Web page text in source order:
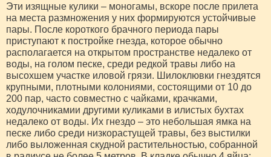
Эти изящные кулики – моногамы, вскоре после прилета
на места размножения у них формируются устойчивые
пары. После короткого брачного периода пары
приступают к постройке гнезда, которое обычно
располагается на открытом пространстве недалеко от
воды, на голом песке, среди редкой травы либо на
высохшем участке иловой грязи. Шилоклювки гнездятся
крупными, плотными колониями, состоящими от 10 до
200 пар, часто совместно с чайками, крачками,
ходулочникамии другими куликами в илистых бухтах
недалеко от воды. Их гнездо – это небольшая ямка на
песке либо среди низкорастущей травы, без выстилки
либо выложенная скудной растительностью, собранной